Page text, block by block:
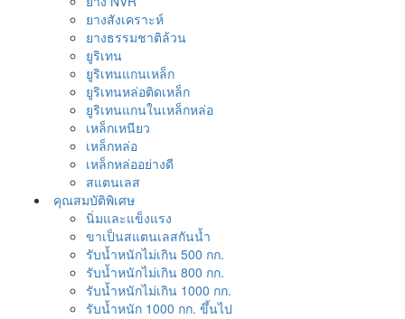
ยางสังเคราะห์
ยางธรรมชาติล้วน
ยูริเทน
ยูริเทนแกนเหล็ก
ยูริเทนหล่อติดเหล็ก
ยูริเทนแกนในเหล็กหล่อ
เหล็กเหนียว
เหล็กหล่อ
เหล็กหล่ออย่างดี
สแตนเลส
คุณสมบัติพิเศษ
นิ่มและแข็งแรง
ขาเป็นสแตนเลสกันน้ำ
รับน้ำหนักไม่เกิน 500 กก.
รับน้ำหนักไม่เกิน 800 กก.
รับน้ำหนักไม่เกิน 1000 กก.
รับน้ำหนัก 1000 กก. ขึ้นไป